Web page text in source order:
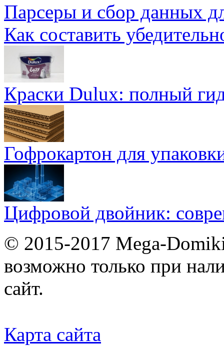
Парсеры и сбор данных
Как составить
Краски Dulux: полный
Гофрокартон для
Цифровой двойник:
© 2015-2017 Mega-
возможно только при
сайт.
Карта сайта